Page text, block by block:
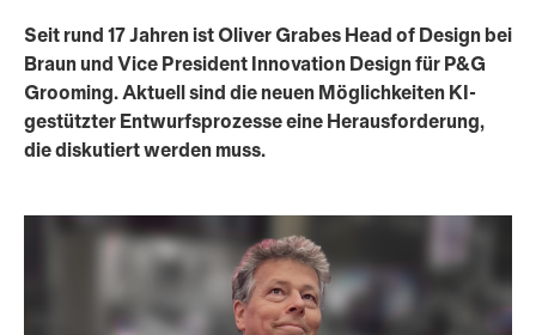
Seit rund 17 Jahren ist Oliver Grabes Head of Design bei
Braun und Vice President Innovation Design für P&G
Grooming. Aktuell sind die neuen Möglichkeiten KI-
gestützter Entwurfsprozesse eine Herausforderung,
die diskutiert werden muss.